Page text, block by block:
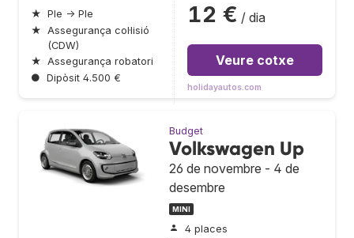
★ Ple → Ple
★ Assegurança col·lisió
(CDW)
★ Assegurança robatori
● Dipòsit 4.500 €
12 € / dia
Veure cotxe
holidayautos.com
Budget
Volkswagen Up
26 de novembre - 4 de
desembre
MINI
4 places